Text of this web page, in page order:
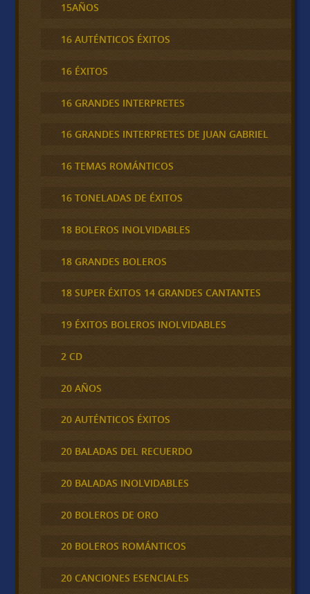
15AÑOS
16 AUTÉNTICOS ÉXITOS
16 ÉXITOS
16 GRANDES INTERPRETES
16 GRANDES INTERPRETES DE JUAN GABRIEL
16 TEMAS ROMÁNTICOS
16 TONELADAS DE ÉXITOS
18 BOLEROS INOLVIDABLES
18 GRANDES BOLEROS
18 SUPER ÉXITOS 14 GRANDES CANTANTES
19 ÉXITOS BOLEROS INOLVIDABLES
2 CD
20 AÑOS
20 AUTÉNTICOS ÉXITOS
20 BALADAS DEL RECUERDO
20 BALADAS INOLVIDABLES
20 BOLEROS DE ORO
20 BOLEROS ROMÁNTICOS
20 CANCIONES ESENCIALES